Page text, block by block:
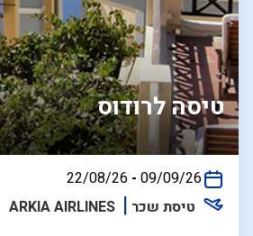
טיסה לרודוס
בין
התאריכים,
22/08/26 - 09/09/26
טיסת שכר
ARKIA AIRLINES